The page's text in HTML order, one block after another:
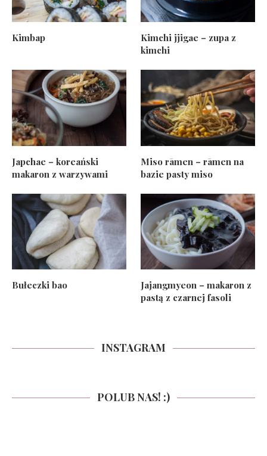
Kimbap
Kimchi jjigae – zupa z
kimchi
Japchae – koreański
makaron z warzywami
Miso rāmen – rāmen na
bazie pasty miso
Bułeczki bao
Jajangmyeon – makaron z
pastą z czarnej fasoli
INSTAGRAM
POLUB NAS! :)